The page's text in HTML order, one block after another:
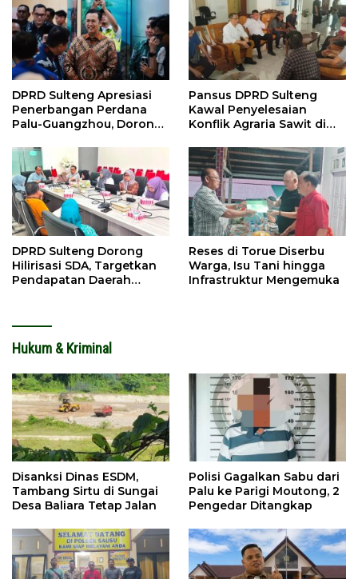
DPRD Sulteng Apresiasi
Penerbangan Perdana
Palu-Guangzhou, Dorong
Pansus DPRD Sulteng
Kawal Penyelesaian
Konflik Agraria Sawit di
DPRD Sulteng Dorong
Hilirisasi SDA, Targetkan
Pendapatan Daerah
Reses di Torue Diserbu
Warga, Isu Tani hingga
Infrastruktur Mengemuka
Hukum & Kriminal
Disanksi Dinas ESDM,
Tambang Sirtu di Sungai
Desa Baliara Tetap Jalan
Polisi Gagalkan Sabu dari
Palu ke Parigi Moutong, 2
Pengedar Ditangkap